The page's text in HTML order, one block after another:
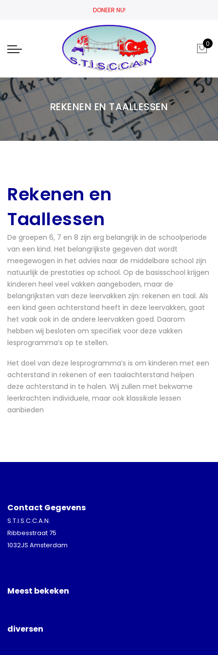
DONEER NU!
0
REKENEN EN TAALLESSEN
Rekenen en
Taallessen
De groepen 6, 7 en 8 zijn erg belangrijk in de schoolperiode
van een kind. Het belangrijkste gegeven dat wordt
meegewogen in het advies naar de middelbare school zijn
natuurlijk de prestaties op school. Op de basisschool krijgen
kinderen heel veel vakken aangeboden, maar de
belangrijksten van deze leervakken zijn: rekenen en taal. Als
een kind geen achterstand heeft in deze leervakken, gaat
het vaak ook in de andere leervakken goed. Daarom
hebben wij besloten om specifiek voor deze vakken
lesprogramma’s op te stellen.
Het doel van deze lesprogramma’s is om kinderen met een
achterstand in rekenen of een taalachterstand helpen
deze achterstand in te halen. Wij zullen met bekwame
leerkrachten individuele, maar ook klassikale lessen
aanbieden
Contact Gegevens
S.T.I.S.C.C.A.N.
Ribbesstraat 75
1032JS Amsterdam
Meest bekeken
diversen